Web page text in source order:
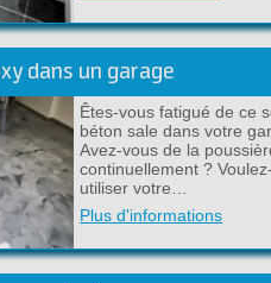
dans un garage
Êtes-vous fatigué de ce
béton sale dans votre
Avez-vous de la
continuellement ?
utiliser votre…
Plus d'informations